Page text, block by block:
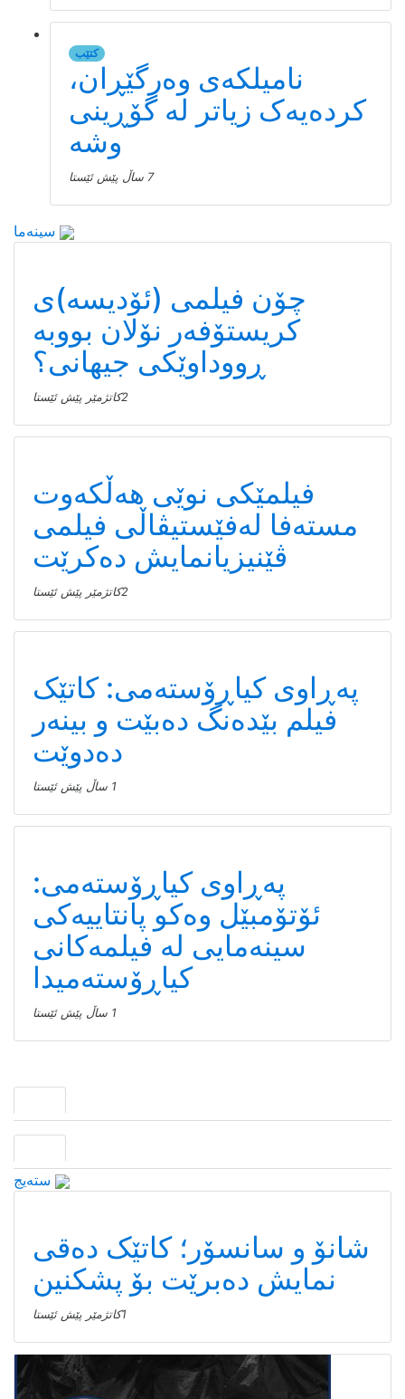
کتێب
نامیلكه‌ی وەرگێڕان،
کردەیەک زیاتر لە گۆڕینی
وشە
7 ساڵ پێش ئێستا
چۆن فیلمی (ئۆدیسە)ی
کریستۆفەر نۆلان بووبە
ڕووداوێکی جیهانی؟
2كاتژمێر پێش ئێستا
فیلمێکی نوێی هەڵکەوت
مستەفا لەفێستیڤاڵی فیلمی
ڤێنیزیانمایش دەکرێت
2كاتژمێر پێش ئێستا
پەڕاوی کیاڕۆستەمی: کاتێک
فیلم بێدەنگ دەبێت و بینەر
دەدوێت
1 ساڵ پێش ئێستا
پەڕاوی کیاڕۆستەمی:
ئۆتۆمبێل وەکو پانتاییەکی
سینەمایی لە فیلمەکانی
کیاڕۆستەمیدا
1 ساڵ پێش ئێستا
شانۆ و سانسۆر؛ کاتێک دەقی
نمایش دەبرێت بۆ پشکنین
1كاتژمێر پێش ئێستا